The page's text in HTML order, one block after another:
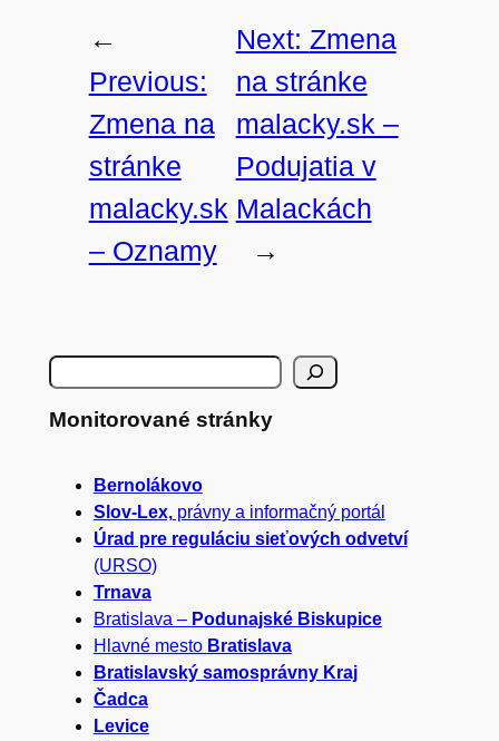
←
Previous:
Zmena na
stránke
malacky.sk
– Oznamy
Next: Zmena
na stránke
malacky.sk –
Podujatia v
Malackách
→
H
ľ
Monitorované stránky
Bernolákovo
Slov-Lex,právny a informačný portál
Úrad pre reguláciu sieťových odvetví
(URSO)
Trnava
Bratislava – Podunajské Biskupice
Hlavné mesto Bratislava
Bratislavský samosprávny Kraj
Čadca
Levice